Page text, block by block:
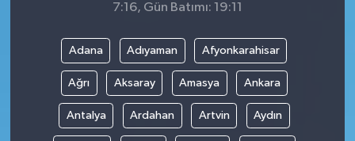
7:16, Gün Batımı: 19:11
Adana Adıyaman Afyonkarahisar
Ağrı Aksaray Amasya Ankara
Antalya Ardahan Artvin Aydın
ULUSAL HABERLER